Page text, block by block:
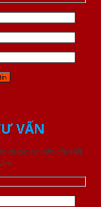
VẤN
được tư vấn chi tiết